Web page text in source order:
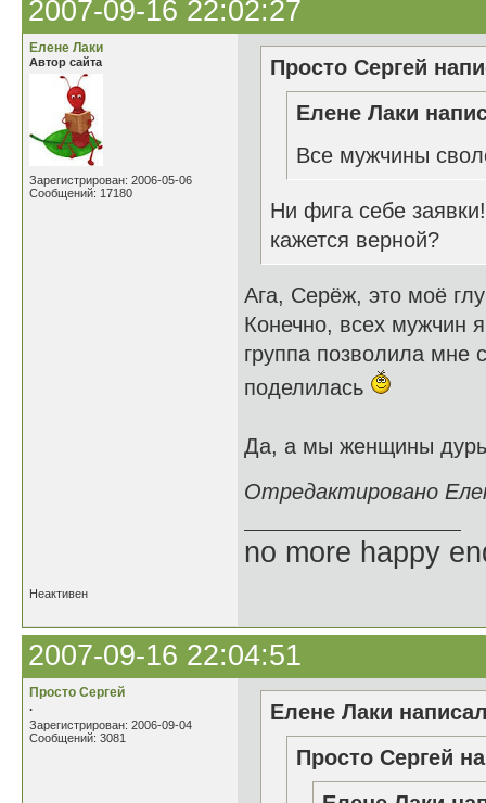
2007-09-16 22:02:27
Елене Лаки
Автор сайта
Зарегистрирован: 2006-05-06
Сообщений: 17180
Просто Сергей
Елене Лаки
Все мужчины
Ни фига себе
кажется верной?
Ага, Серёж, это моё
Конечно, всех мужчин
группа позволила мне
поделилась
Да, а мы женщины
Отредактировано
no more happy
Неактивен
2007-09-16 22:04:51
Просто Сергей
.
Зарегистрирован: 2006-09-04
Сообщений: 3081
Елене Лаки
Просто Сергей